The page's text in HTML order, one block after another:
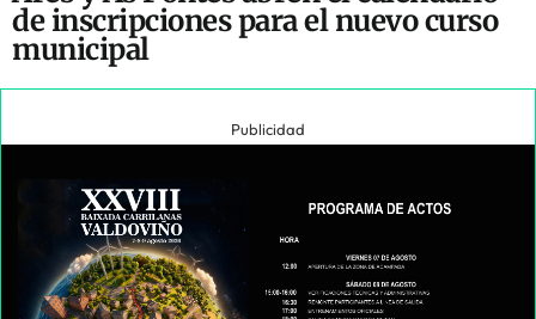
de inscripciones para el nuevo curso
municipal
Publicidad